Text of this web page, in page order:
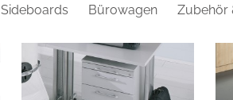
Sideboards Bürowagen Zubehör